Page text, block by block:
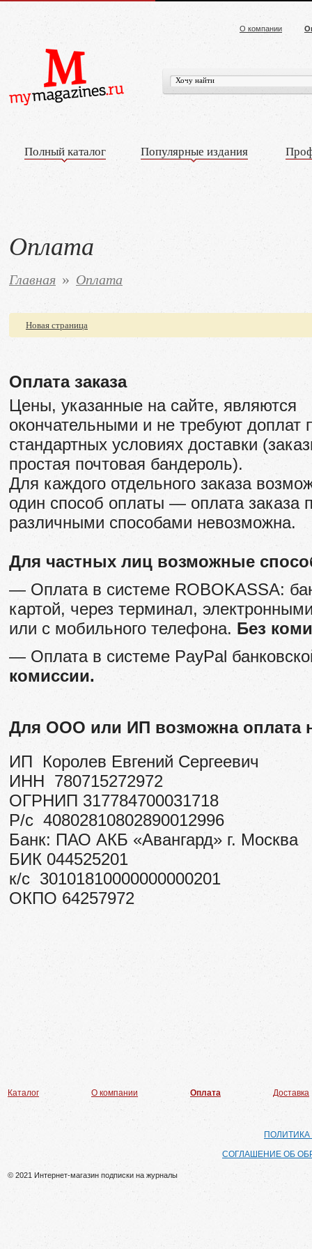
О компании
Полный каталог Популярные издания
Оплата
Главная » Оплата
Новая страница
Оплата заказа
Цены, указанные на сайте, являются
окончательными и не требуют доплат
стандартных условиях доставки
простая почтовая бандероль).
Для каждого отдельного заказа
один способ оплаты — оплата заказа
различными способами невозможна.
Для частных лиц возможные
— Оплата в системе ROBOKASSA:
картой, через терминал,
или с мобильного телефона. Без к
— Оплата в системе PayPal
комиссии.
Для ООО или ИП возможна оплата
ИП Королев Евгений Сергеевич
ИНН 780715272972
ОГРНИП 317784700031718
Р/с 40802810802890012996
Банк: ПАО АКБ «Авангард» г. Москва
БИК 044525201
к/с 30101810000000000201
ОКПО 64257972
Каталог О компании Оплата Доставка
СОГЛАШЕНИЕ ОБ
© 2021 Интернет-магазин подписки на журналы